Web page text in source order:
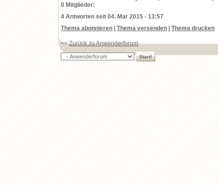
0 Mitglieder:
4 Antworten seit 04. Mar 2015 - 13:57
Thema abonnieren
Thema versenden Thema drucken
<<Zurück zu Anwenderforum